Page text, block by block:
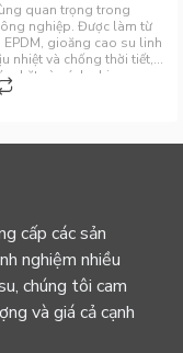
quan trọng trong
nghiệp. Được làm từ
EPDM, gioăng cao su linh
nhiệt và chống thời tiết,
chặt và cách nhi..
cấp các sản
nghiệm nhiều
chúng tôi cam
và giá cả cạnh